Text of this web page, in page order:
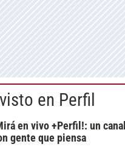
en Perfil
en vivo +Perfil!: un canal
gente que piensa